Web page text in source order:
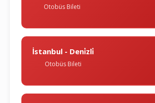
Otobüs Bileti
İstanbul - Deni̇zli̇
Otobüs Bileti